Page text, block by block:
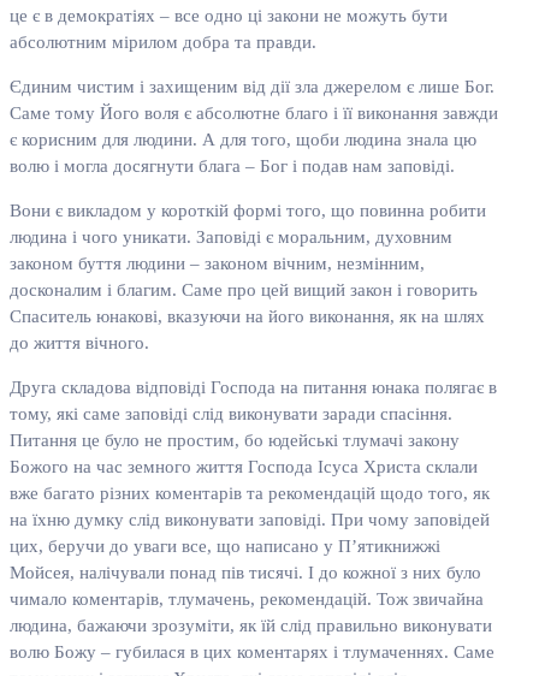
це є в демократіях – все одно ці закони не можуть бути
абсолютним мірилом добра та правди.
Єдиним чистим і захищеним від дії зла джерелом є лише Бог.
Саме тому Його воля є абсолютне благо і її виконання завжди
є корисним для людини. А для того, щоби людина знала цю
волю і могла досягнути блага – Бог і подав нам заповіді.
Вони є викладом у короткій формі того, що повинна робити
людина і чого уникати. Заповіді є моральним, духовним
законом буття людини – законом вічним, незмінним,
досконалим і благим. Саме про цей вищий закон і говорить
Спаситель юнакові, вказуючи на його виконання, як на шлях
до життя вічного.
Друга складова відповіді Господа на питання юнака полягає в
тому, які саме заповіді слід виконувати заради спасіння.
Питання це було не простим, бо юдейські тлумачі закону
Божого на час земного життя Господа Ісуса Христа склали
вже багато різних коментарів та рекомендацій щодо того, як
на їхню думку слід виконувати заповіді. При чому заповідей
цих, беручи до уваги все, що написано у П’ятикнижжі
Мойсея, налічували понад пів тисячі. І до кожної з них було
чимало коментарів, тлумачень, рекомендацій. Тож звичайна
людина, бажаючи зрозуміти, як їй слід правильно виконувати
волю Божу – губилася в цих коментарях і тлумаченнях. Саме